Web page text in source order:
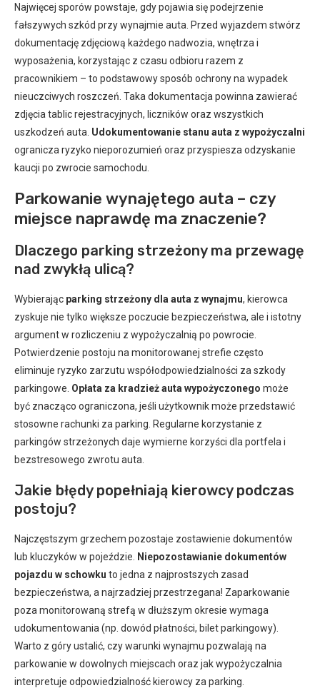
Najwięcej sporów powstaje, gdy pojawia się podejrzenie
fałszywych szkód przy wynajmie auta. Przed wyjazdem stwórz
dokumentację zdjęciową każdego nadwozia, wnętrza i
wyposażenia, korzystając z czasu odbioru razem z
pracownikiem – to podstawowy sposób ochrony na wypadek
nieuczciwych roszczeń. Taka dokumentacja powinna zawierać
zdjęcia tablic rejestracyjnych, liczników oraz wszystkich
uszkodzeń auta. Udokumentowanie stanu auta z wypożyczalni
ogranicza ryzyko nieporozumień oraz przyspiesza odzyskanie
kaucji po zwrocie samochodu.
Parkowanie wynajętego auta – czy
miejsce naprawdę ma znaczenie?
Dlaczego parking strzeżony ma przewagę
nad zwykłą ulicą?
Wybierając parking strzeżony dla auta z wynajmu, kierowca
zyskuje nie tylko większe poczucie bezpieczeństwa, ale i istotny
argument w rozliczeniu z wypożyczalnią po powrocie.
Potwierdzenie postoju na monitorowanej strefie często
eliminuje ryzyko zarzutu współodpowiedzialności za szkody
parkingowe. Opłata za kradzież auta wypożyczonego może
być znacząco ograniczona, jeśli użytkownik może przedstawić
stosowne rachunki za parking. Regularne korzystanie z
parkingów strzeżonych daje wymierne korzyści dla portfela i
bezstresowego zwrotu auta.
Jakie błędy popełniają kierowcy podczas
postoju?
Najczęstszym grzechem pozostaje zostawienie dokumentów
lub kluczyków w pojeździe.
Niepozostawianie dokumentów
pojazdu w schowku to jedna z najprostszych zasad
bezpieczeństwa, a najrzadziej przestrzegana! Zaparkowanie
poza monitorowaną strefą w dłuższym okresie wymaga
udokumentowania (np. dowód płatności, bilet parkingowy).
Warto z góry ustalić, czy warunki wynajmu pozwalają na
parkowanie w dowolnych miejscach oraz jak wypożyczalnia
interpretuje odpowiedzialność kierowcy za parking.